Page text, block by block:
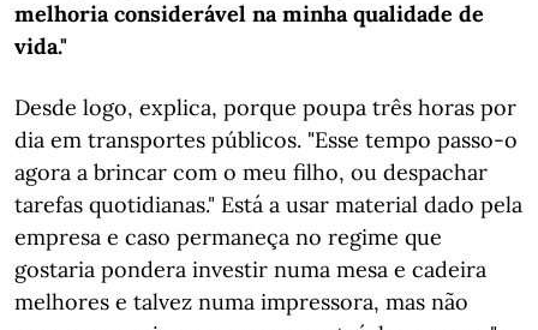
melhoria considerável na minha qualidade de
vida."
Desde logo, explica, porque poupa três horas por
dia em transportes públicos. "Esse tempo passo-o
agora a brincar com o meu filho, ou despachar
tarefas quotidianas." Está a usar material dado pela
empresa e caso permaneça no regime que
gostaria pondera investir numa mesa e cadeira
melhores e talvez numa impressora, mas não